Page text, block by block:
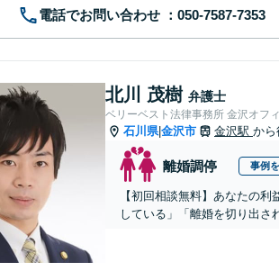
電話でお問い合わせ
北川 茂樹 弁護士
ベリーベスト法律事務所 金沢オフ
石川県|金沢市 金沢駅 から
離婚調停 事例
【初回相談無料】あなたの
している」「離婚を切り出さ